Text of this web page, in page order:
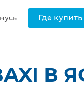
Где купить
В